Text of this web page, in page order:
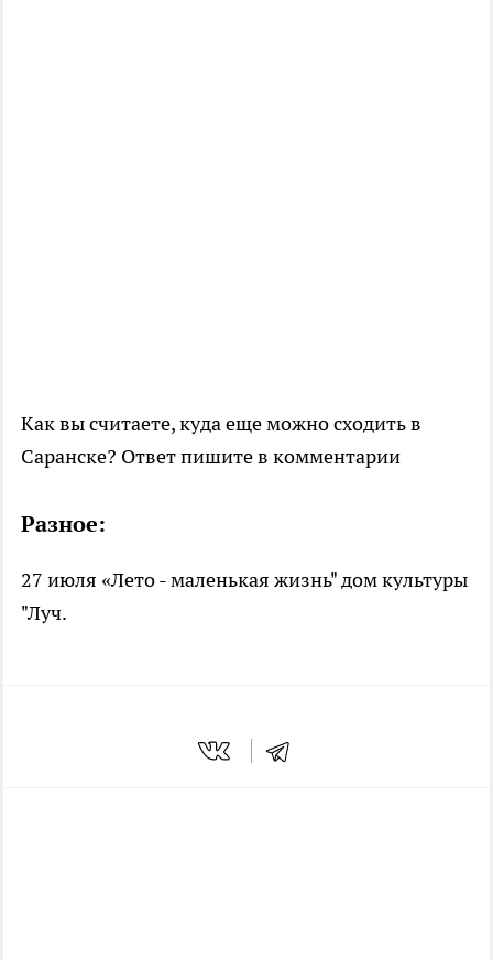
Как вы считаете, куда еще можно сходить в
Саранске? Ответ пишите в комментарии
Разное:
27 июля «Лето - маленькая жизнь" дом культуры
"Луч.